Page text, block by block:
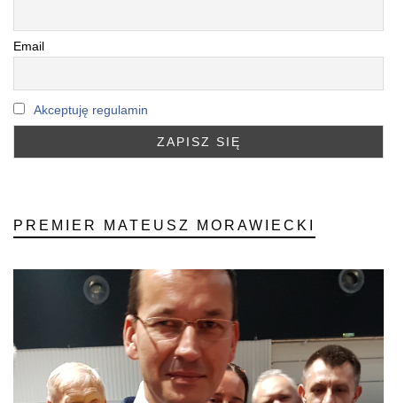
Email
Akceptuję regulamin
PREMIER MATEUSZ MORAWIECKI